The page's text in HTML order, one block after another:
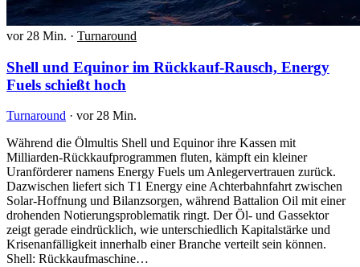
vor 28 Min. · Turnaround
Shell und Equinor im Rückkauf-Rausch, Energy
Fuels schießt hoch
Turnaround · vor 28 Min.
Während die Ölmultis Shell und Equinor ihre Kassen mit
Milliarden-Rückkaufprogrammen fluten, kämpft ein kleiner
Uranförderer namens Energy Fuels um Anlegervertrauen zurück.
Dazwischen liefert sich T1 Energy eine Achterbahnfahrt zwischen
Solar-Hoffnung und Bilanzsorgen, während Battalion Oil mit einer
drohenden Notierungsproblematik ringt. Der Öl- und Gassektor
zeigt gerade eindrücklich, wie unterschiedlich Kapitalstärke und
Krisenanfälligkeit innerhalb einer Branche verteilt sein können.
Shell: Rückkaufmaschine…